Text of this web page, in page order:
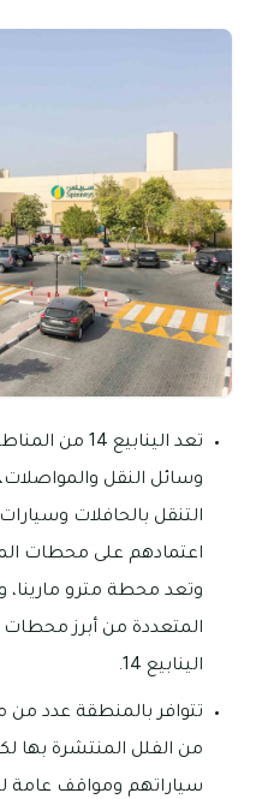
تعد الينابيع
وسائل النقل
التنقل بالحافلات وسيارات
اعتمادهم على محطات
وتعد محطة مترو
المتعددة من أبرز محطات
الينابيع 14.
تتوافر بالمنطقة عدد
من الفلل المنتشرة
سياراتهم ومواقف عامة